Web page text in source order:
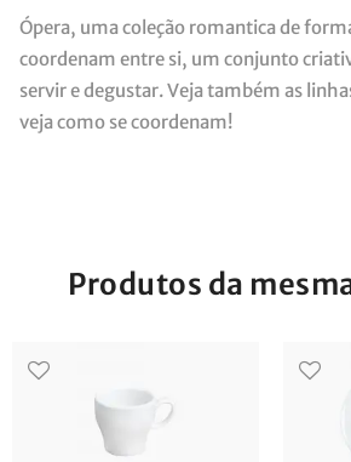
Ópera, uma coleção romantica de
coordenam entre si, um conjunto
servir e degustar. Veja também as
veja como se coordenam!
Produtos da